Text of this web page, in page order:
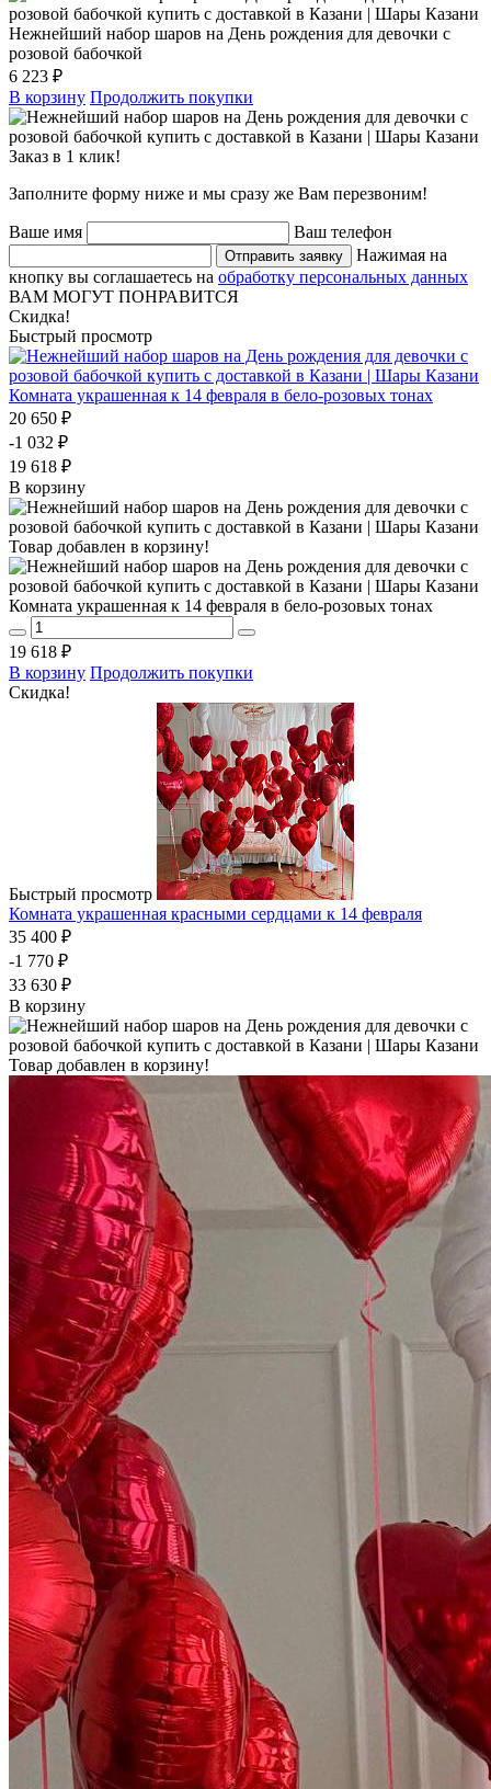
Нежнейший набор шаров на День рождения для девочки с
розовой бабочкой
6 223 ₽
В корзину Продолжить покупки
Заказ в 1 клик!
Заполните форму ниже и мы сразу же Вам перезвоним!
Ваше имя Ваш телефон
Отправить заявку
Нажимая на
кнопку вы соглашаетесь на обработку персональных данных
ВАМ МОГУТ ПОНРАВИТСЯ
Скидка!
Быстрый просмотр
Комната украшенная к 14 февраля в бело-розовых тонах
20 650 ₽
-1 032 ₽
19 618 ₽
В корзину
Товар добавлен в корзину!
Комната украшенная к 14 февраля в бело-розовых тонах
19 618 ₽
В корзину Продолжить покупки
Скидка!
Быстрый просмотр
Комната украшенная красными сердцами к 14 февраля
35 400 ₽
-1 770 ₽
33 630 ₽
В корзину
Товар добавлен в корзину!